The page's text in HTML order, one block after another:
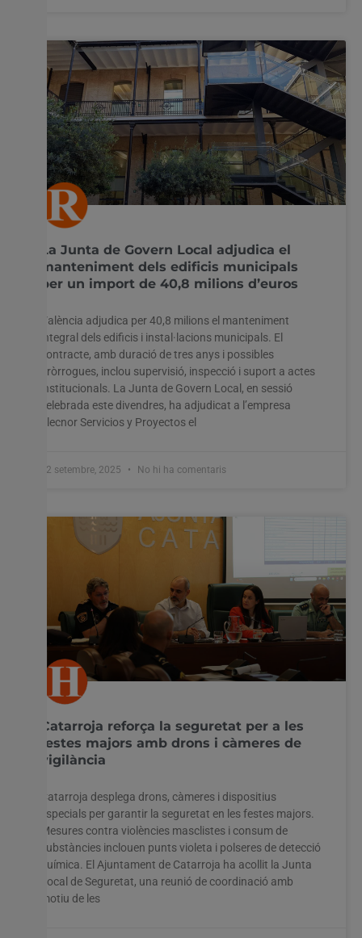
La Junta de Govern Local adjudica el
manteniment dels edificis municipals
per un import de 40,8 milions d’euros
València adjudica per 40,8 milions el manteniment
integral dels edificis i instal·lacions municipals. El
contracte, amb duració de tres anys i possibles
pròrrogues, inclou supervisió, inspecció i suport a actes
institucionals. La Junta de Govern Local, en sessió
celebrada este divendres, ha adjudicat a l’empresa
Elecnor Servicios y Proyectos el
12 setembre, 2025 No hi ha comentaris
Catarroja reforça la seguretat per a les
festes majors amb drons i càmeres de
vigilància
Catarroja desplega drons, càmeres i dispositius
especials per garantir la seguretat en les festes majors.
Mesures contra violències masclistes i consum de
substàncies inclouen punts violeta i polseres de detecció
química. El Ajuntament de Catarroja ha acollit la Junta
Local de Seguretat, una reunió de coordinació amb
motiu de les